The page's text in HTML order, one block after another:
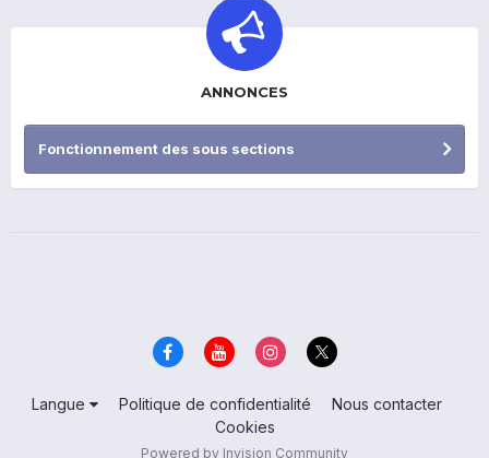
ANNONCES
Fonctionnement des sous sections
Langue Politique de confidentialité
Nous contacter
Cookies
Powered by Invision Community